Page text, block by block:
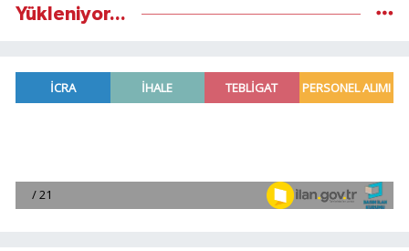
Yükleniyor...